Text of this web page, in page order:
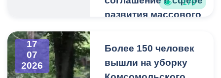
Ограждения и сигнальные
регулярно обновляются. К
сожалению, они
развития массового
поможет
популяризировать
170
17
07
2026
Более 150 человек
вышли на уборку